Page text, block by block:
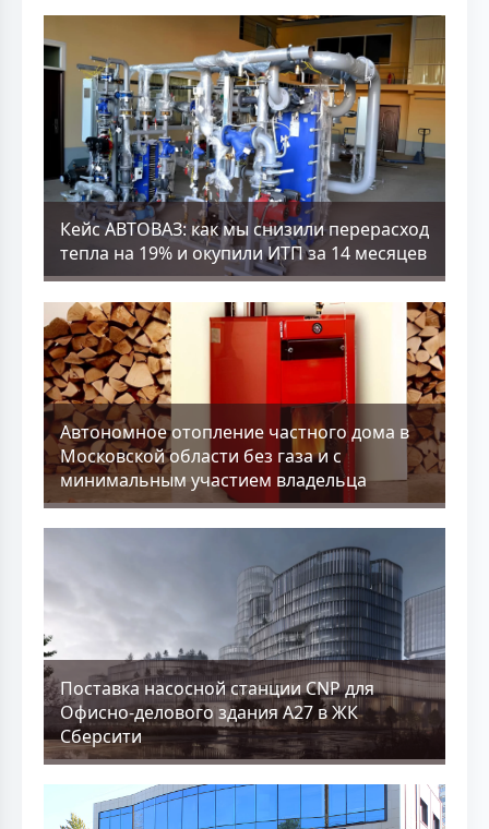
Кейс АВТОВАЗ: как мы снизили перерасход
тепла на 19% и окупили ИТП за 14 месяцев
Aвтономное отопление частного дома в
Московской области без газа и с
минимальным участием владельца
Поставка насосной станции CNP для
Офисно-делового здания А27 в ЖК
Сберсити